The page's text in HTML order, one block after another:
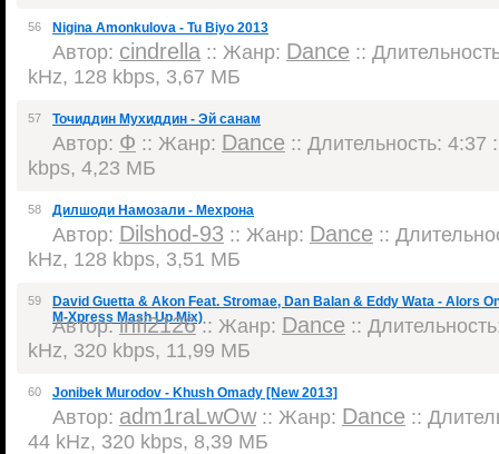
56 Nigina Amonkulova - Tu Biyo 2013
Автор: cindrella :: Жанр: Dance ::
kHz, 128 kbps, 3,67 МБ
57 Точиддин Мухиддин - Эй санам
Автор: Ф :: Жанр: Dance :: Длительность: 4:37
kbps, 4,23 МБ
58 Дилшоди Намозали - Мехрона
Автор: Dilshod-93 :: Жанр: Dance ::
kHz, 128 kbps, 3,51 МБ
59
David Guetta & Akon Feat. Stromae, Dan Balan & Eddy Wata - Alors
M-Xpress Mash Up Mix)
Автор:infi2126:: Жанр: Dance ::
kHz, 320 kbps, 11,99 МБ
60 Jonibek Murodov - Khush Omady [New 2013]
Автор: adm1raLwOw:: Жанр: Dance ::
44 kHz, 320 kbps, 8,39 МБ